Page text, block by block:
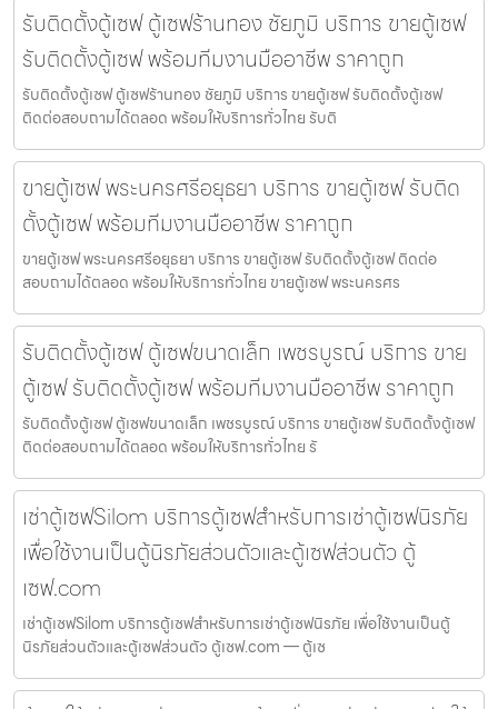
รับติดตั้งตู้เซฟ ตู้เซฟร้านทอง ชัยภูมิ บริการ ขายตู้เซฟ
รับติดตั้งตู้เซฟ พร้อมทีมงานมืออาชีพ ราคาถูก
รับติดตั้งตู้เซฟ ตู้เซฟร้านทอง ชัยภูมิ บริการ ขายตู้เซฟ รับติดตั้งตู้เซฟ
ติดต่อสอบถามได้ตลอด พร้อมให้บริการทั่วไทย รับติ
ขายตู้เซฟ พระนครศรีอยุธยา บริการ ขายตู้เซฟ รับติด
ตั้งตู้เซฟ พร้อมทีมงานมืออาชีพ ราคาถูก
ขายตู้เซฟ พระนครศรีอยุธยา บริการ ขายตู้เซฟ รับติดตั้งตู้เซฟ ติดต่อ
สอบถามได้ตลอด พร้อมให้บริการทั่วไทย ขายตู้เซฟ พระนครศร
รับติดตั้งตู้เซฟ ตู้เซฟขนาดเล็ก เพชรบูรณ์ บริการ ขาย
ตู้เซฟ รับติดตั้งตู้เซฟ พร้อมทีมงานมืออาชีพ ราคาถูก
รับติดตั้งตู้เซฟ ตู้เซฟขนาดเล็ก เพชรบูรณ์ บริการ ขายตู้เซฟ รับติดตั้งตู้เซฟ
ติดต่อสอบถามได้ตลอด พร้อมให้บริการทั่วไทย รั
เช่าตู้เซฟSilom บริการตู้เซฟสำหรับการเช่าตู้เซฟนิรภัย
เพื่อใช้งานเป็นตู้นิรภัยส่วนตัวและตู้เซฟส่วนตัว ตู้
เซฟ.com
เช่าตู้เซฟSilom บริการตู้เซฟสำหรับการเช่าตู้เซฟนิรภัย เพื่อใช้งานเป็นตู้
นิรภัยส่วนตัวและตู้เซฟส่วนตัว ตู้เซฟ.com — ตู้เซ